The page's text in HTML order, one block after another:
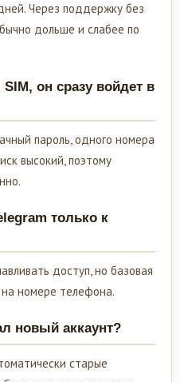
Через поддержку без
дольше и слабее по
он сразу войдет в
пароль, одного номера
высокий, поэтому
только к
доступ, но базовая
на номере телефона.
новый аккаунт?
старые